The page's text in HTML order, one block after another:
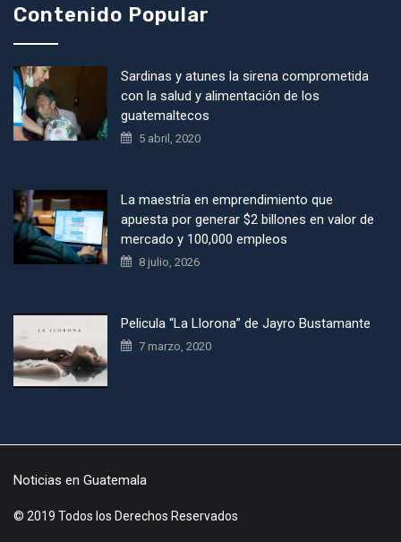
Contenido Popular
Sardinas y atunes la sirena comprometida
con la salud y alimentación de los
guatemaltecos
5 abril, 2020
La maestría en emprendimiento que
apuesta por generar $2 billones en valor de
mercado y 100,000 empleos
8 julio, 2026
Pelicula “La Llorona” de Jayro Bustamante
7 marzo, 2020
Noticias en Guatemala
© 2019 Todos los Derechos Reservados